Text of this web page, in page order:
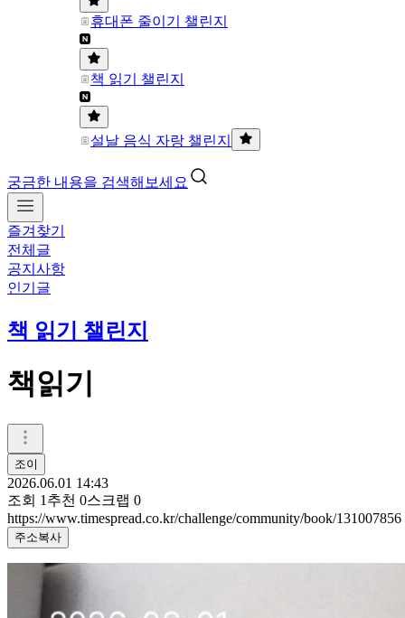
휴대폰 줄이기 챌린지
책 읽기 챌린지
설날 음식 자랑 챌린지
궁금한 내용을 검색해보세요
즐겨찾기
전체글
공지사항
인기글
책 읽기 챌린지
책읽기
조이
2026.06.01 14:43
조회 1 추천 0스크랩 0
https://www.timespread.co.kr/challenge/community/book/131007856
주소복사